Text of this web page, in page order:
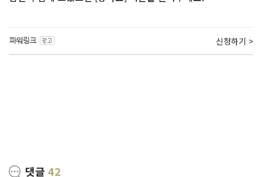
신청하기 >
댓글 42